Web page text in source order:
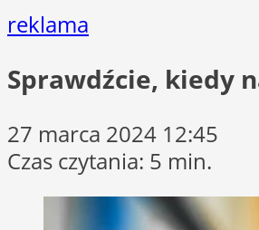
reklama
Sprawdźcie, kiedy
27 marca 2024 12:45
Czas czytania: 5 min.